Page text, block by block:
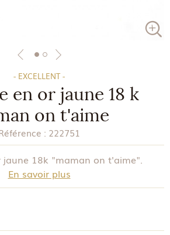
- EXCELLENT -
en or jaune 18 k
on t'aime
: 222751
jaune 18k "maman on t'aime".
En savoir plus